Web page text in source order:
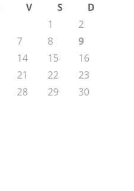
V S
D
1
2
7 8
9
14 15
16
21 22
23
28 29
30